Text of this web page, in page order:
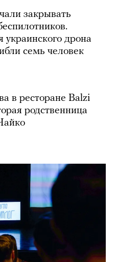
закрывать
украинского дрона
семь человек
в ресторане Balzi
родственница